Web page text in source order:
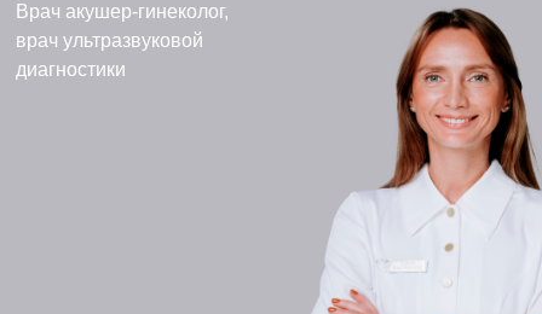
Врач акушер-гинеколог,
врач ультразвуковой
диагностики